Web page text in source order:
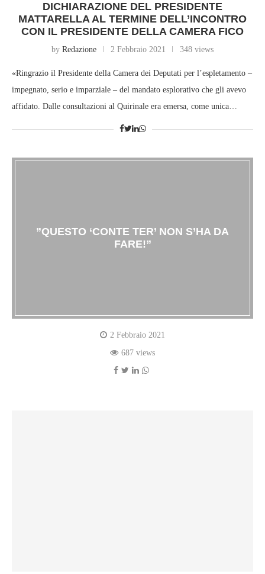
DICHIARAZIONE DEL PRESIDENTE
MATTARELLA AL TERMINE DELL’INCONTRO
CON IL PRESIDENTE DELLA CAMERA FICO
by Redazione 2 Febbraio 2021 348 views
«Ringrazio il Presidente della Camera dei Deputati per l’espletamento –
impegnato, serio e imparziale – del mandato esplorativo che gli avevo
affidato. Dalle consultazioni al Quirinale era emersa, come unica…
”QUESTO ‘CONTE TER’ NON S’HA DA
FARE!”
2 Febbraio 2021
687 views